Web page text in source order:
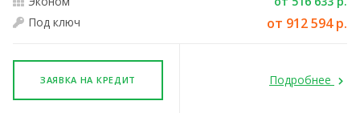
Под ключ
от 912 594 р.
ЗАЯВКА НА КРЕДИТ Подробнее